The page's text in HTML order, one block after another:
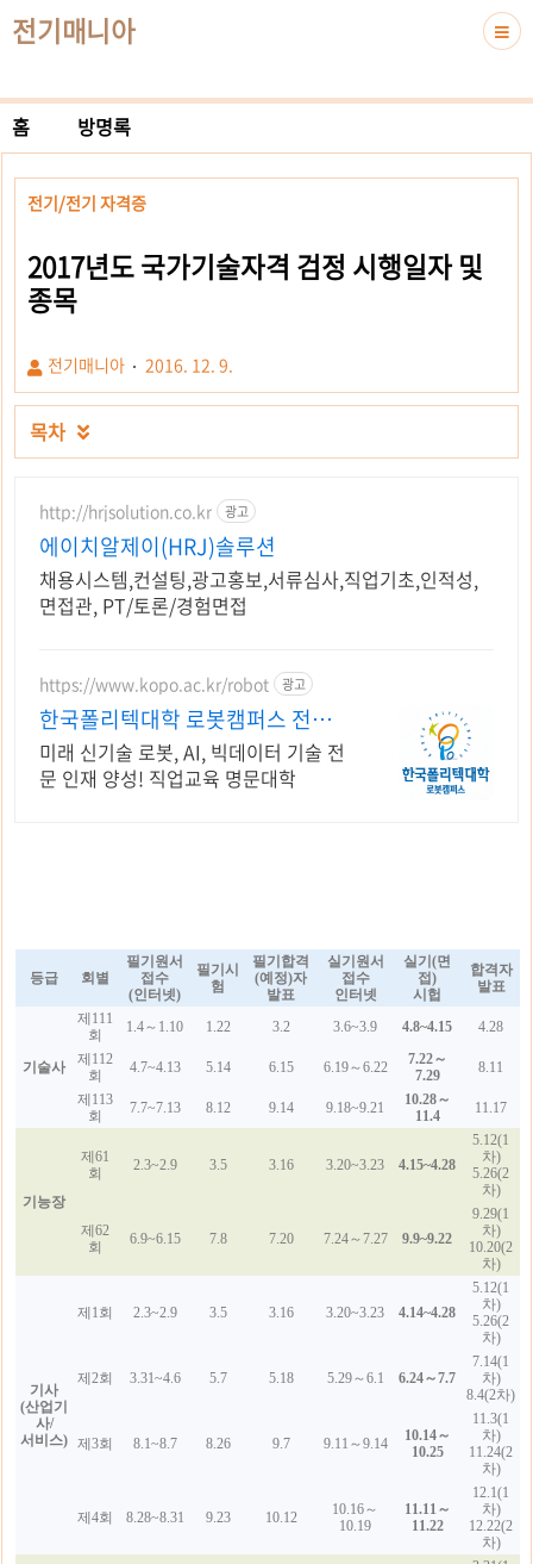
전기매니아
홈 방명록
전기/전기 자격증
2017년도 국가기술자격 검정 시행일자 및
종목
전기매니아 2016. 12. 9.
목차 
http://hrjsolution.co.kr 광고
에이치알제이(HRJ)솔루션
채용시스템,컨설팅,광고홍보,서류심사,직업기초,인적성,
면접관, PT/토론/경험면접
https://www.kopo.ac.kr/robot 광고
한국폴리텍대학 로봇캠퍼스 전국
유일의 로봇특성화 대학
미래 신기술 로봇, AI, 빅데이터 기술 전
문 인재 양성! 직업교육 명문대학
등급 회별
필기원서
접수
(인터넷)
필기시
험
필기합격
(예정)자
발표
실기원서
접수
인터넷
실기(면
접)
시헙
합격자
발표
기술사
제111
회
1.4～1.10 1.22 3.2 3.6~3.9 4.8~4.15
4.28
제112
회
4.7~4.13 5.14 6.15 6.19～6.22
7.22～
7.29
8.11
제113
회
7.7~7.13 8.12 9.14 9.18~9.21
10.28～
11.4
11.17
기능장
제61
회
2.3~2.9 3.5 3.16 3.20~3.23 4.15~4.28
5.12(1
차)
5.26(2
차)
제62
회
6.9~6.15 7.8 7.20 7.24～7.27 9.9~9.22
9.29(1
차)
10.20(2
차)
기사
(산업기
사/
서비스)
제1회 2.3~2.9 3.5 3.16 3.20~3.23 4.14~4.28
5.12(1
차)
5.26(2
차)
제2회 3.31~4.6 5.7 5.18 5.29～6.1 6.24～7.7
7.14(1
차)
8.4(2차)
제3회 8.1~8.7 8.26 9.7 9.11～9.14
10.14～
10.25
11.3(1
차)
11.24(2
차)
제4회 8.28~8.31 9.23 10.12
10.16～
10.19
11.11～
11.22
12.1(1
차)
12.22(2
차)